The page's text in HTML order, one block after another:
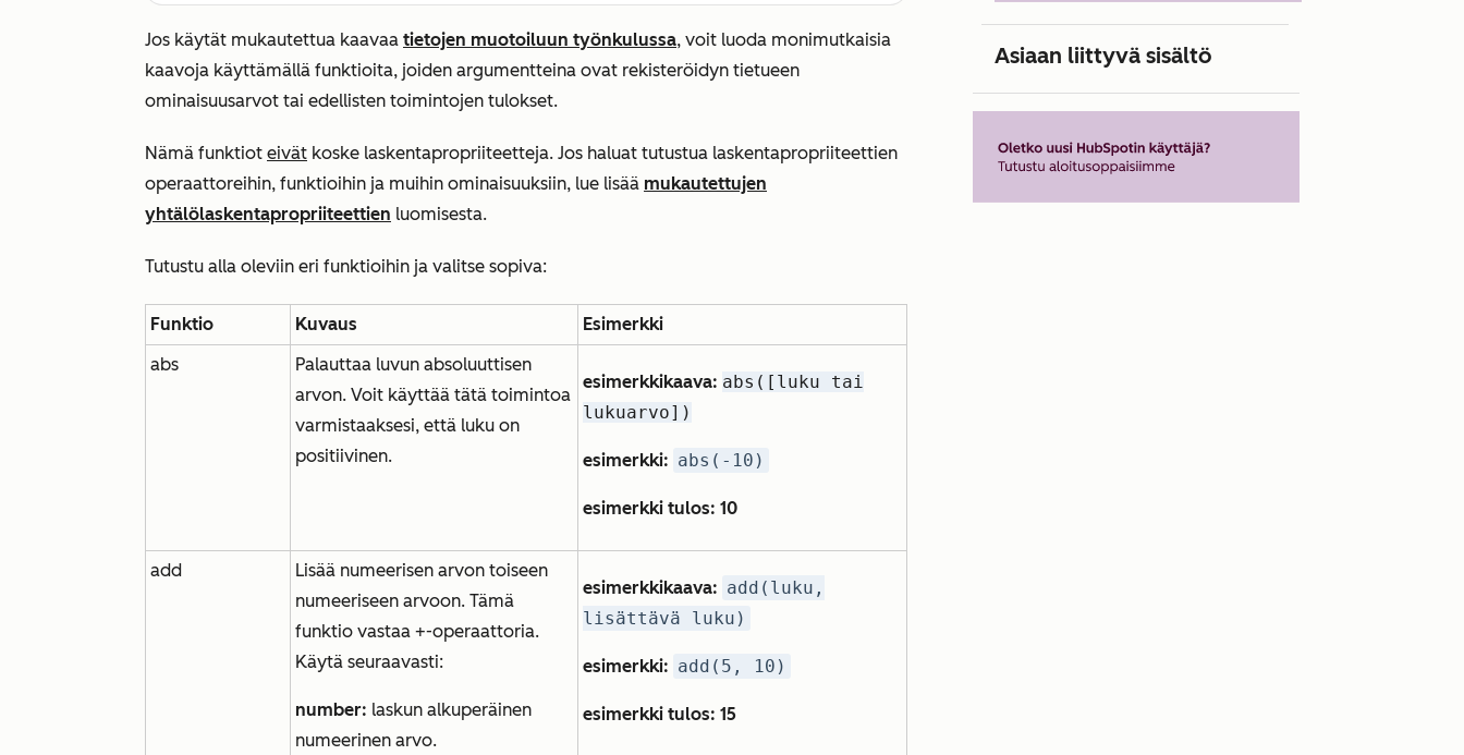
Jos käytät mukautettua kaavaa tietojen muotoiluun työnkulussa, voit luoda monimutkaisia
kaavoja käyttämällä funktioita, joiden argumentteina ovat rekisteröidyn tietueen
ominaisuusarvot tai edellisten toimintojen tulokset.
Nämä funktiot eivät koske laskentapropriiteetteja. Jos haluat tutustua laskentapropriiteettien
operaattoreihin, funktioihin ja muihin ominaisuuksiin, lue lisää mukautettujen
yhtälölaskentapropriiteettien luomisesta.
Tutustu alla oleviin eri funktioihin ja valitse sopiva:
Funktio Kuvaus
Esimerkki
abs
Palauttaa luvun absoluuttisen
arvon. Voit käyttää tätä toimintoa
varmistaaksesi, että luku on
positiivinen.
esimerkkikaava: abs([luku tai
lukuarvo])
esimerkki: abs(-10)
esimerkki tulos: 10
add
Lisää numeerisen arvon toiseen
numeeriseen arvoon. Tämä
funktio vastaa +-operaattoria.
Käytä seuraavasti:
number: laskun alkuperäinen
numeerinen arvo.
esimerkkikaava: add(luku,
lisättävä luku)
esimerkki: add(5, 10)
esimerkki tulos: 15
Asiaan liittyvä sisältö